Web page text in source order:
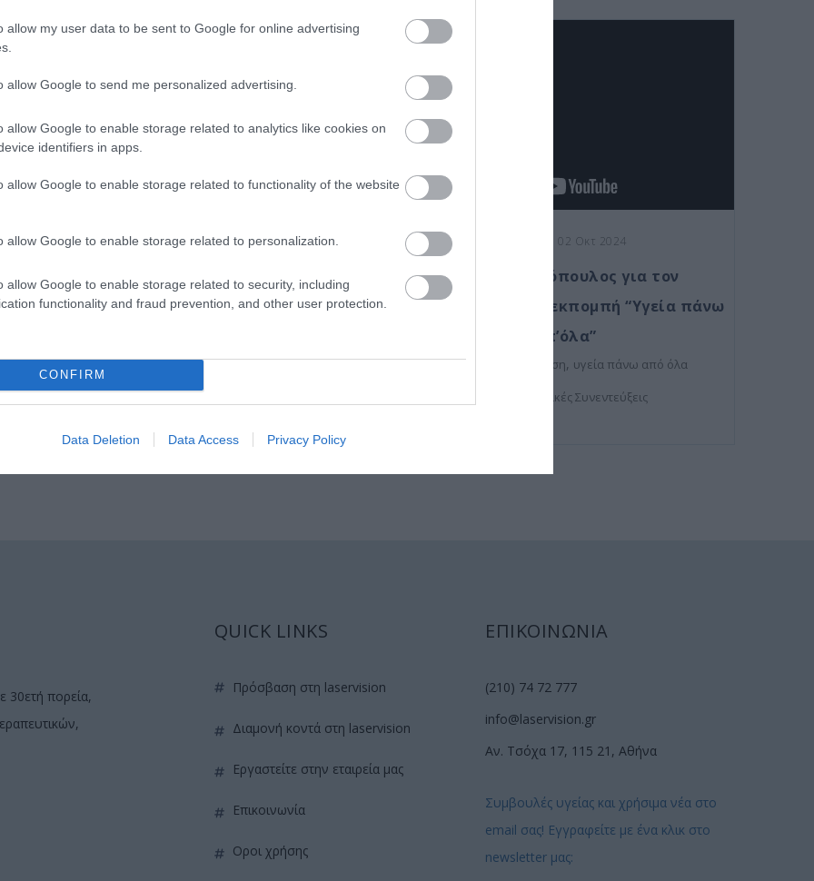
allow my user data to be sent to Google for online advertising
allow Google to send me personalized advertising.
allow Google to enable storage related to analytics like cookies on
identifiers in apps.
allow Google to enable storage related to functionality of the website
allow Google to enable storage related to personalization.
allow Google to enable storage related to security, including
functionality and fraud prevention, and other user protection.
CONFIRM
Data Deletion Data Access Privacy Policy
Posted on 03 Οκτ 2024
Μυωπία: Όσα πρέπει να γνωρίζετε
laser μυωπίας,λειζερ μυωπίας,μυωπία
Posted on 02 Οκτ 2024
Ο δρ Κανελλόπουλος για τον
καταρράκτη στην εκπομπή “Υγεία πάνω
απ’όλα”
καταρράκτης όραση, υγεία πάνω από όλα
Τηλεοπτικές Συνεντεύξεις
πορεία,
QUICK LINKS
πρόσβαση στη laservision
διαμονή κοντά στη laservision
εργαστείτε στην εταιρεία μας
επικοινωνία
όροι χρήσης
ΕΠΙΚΟΙΝΩΝΙΑ
(210) 74 72 777
info@laservision.gr
Αν. Τσόχα 17, 115 21, Αθήνα
Συμβουλές υγείας και χρήσιμα νέα στο
email σας! Εγγραφείτε με ένα κλικ στο
newsletter μας: